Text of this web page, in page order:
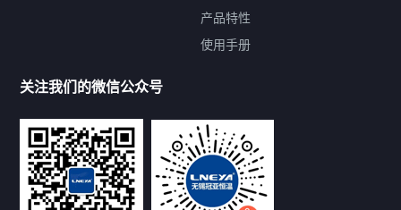
提交您的需求，免费获取产品资料
--亦可拨打我们的24小时服务咨询热线--
13912479193
产品特性
使用手册
关注我们的微信公众号